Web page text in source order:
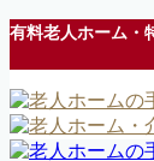
有料老人ホーム・